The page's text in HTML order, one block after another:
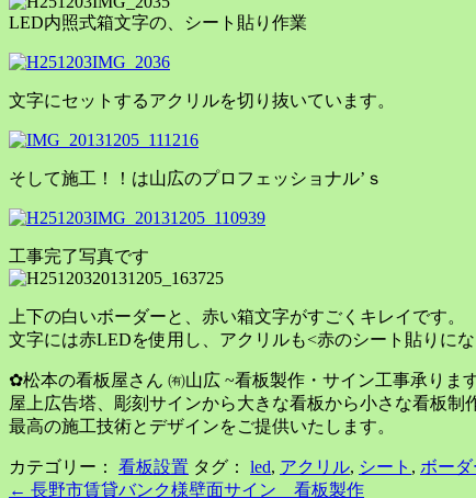
LED内照式箱文字の、シート貼り作業
文字にセットするアクリルを切り抜いています。
そして施工！！は山広のプロフェッショナル’ｓ
工事完了写真です
上下の白いボーダーと、赤い箱文字がすごくキレイです。
文字には赤LEDを使用し、アクリルも<赤のシート貼りにな
✿松本の看板屋さん ㈲山広 ~看板製作・サイン工事承りま
屋上広告塔、彫刻サインから大きな看板から小さな看板制
最高の施工技術とデザインをご提供いたします。
カテゴリー： 看板設置 タグ： led, アクリル, シート , ボーダ
← 長野市賃貸バンク様壁面サイン 看板製作